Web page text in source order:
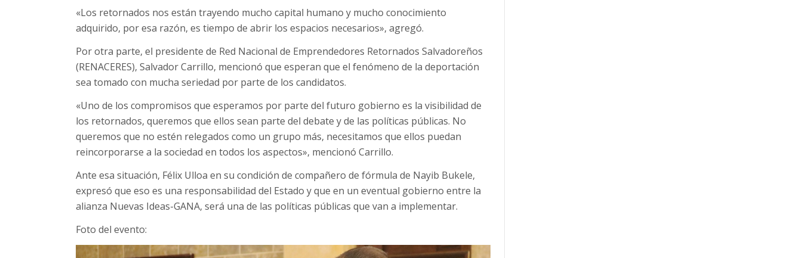
«Los retornados nos están trayendo mucho capital humano y mucho conocimiento
adquirido, por esa razón, es tiempo de abrir los espacios necesarios», agregó.
Por otra parte, el presidente de Red Nacional de Emprendedores Retornados Salvadoreños
(RENACERES), Salvador Carrillo, mencionó que esperan que el fenómeno de la deportación
sea tomado con mucha seriedad por parte de los candidatos.
«Uno de los compromisos que esperamos por parte del futuro gobierno es la visibilidad de
los retornados, queremos que ellos sean parte del debate y de las políticas públicas. No
queremos que no estén relegados como un grupo más, necesitamos que ellos puedan
reincorporarse a la sociedad en todos los aspectos», mencionó Carrillo.
Ante esa situación, Félix Ulloa en su condición de compañero de fórmula de Nayib Bukele,
expresó que eso es una responsabilidad del Estado y que en un eventual gobierno entre la
alianza Nuevas Ideas-GANA, será una de las políticas públicas que van a implementar.
Foto del evento: